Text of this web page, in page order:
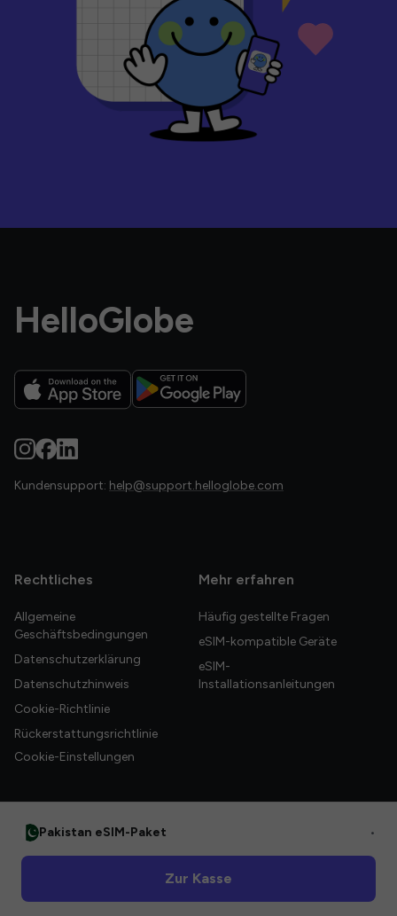
HelloGlobe
Kundensupport: help@support.helloglobe.com
Rechtliches
Allgemeine
Geschäftsbedingungen
Datenschutzerklärung
Datenschutzhinweis
Cookie-Richtlinie
Rückerstattungsrichtlinie
Cookie-Einstellungen
Mehr erfahren
Häufig gestellte Fragen
eSIM-kompatible Geräte
eSIM-
Installationsanleitungen
Pakistan eSIM-Paket •
Zur Kasse